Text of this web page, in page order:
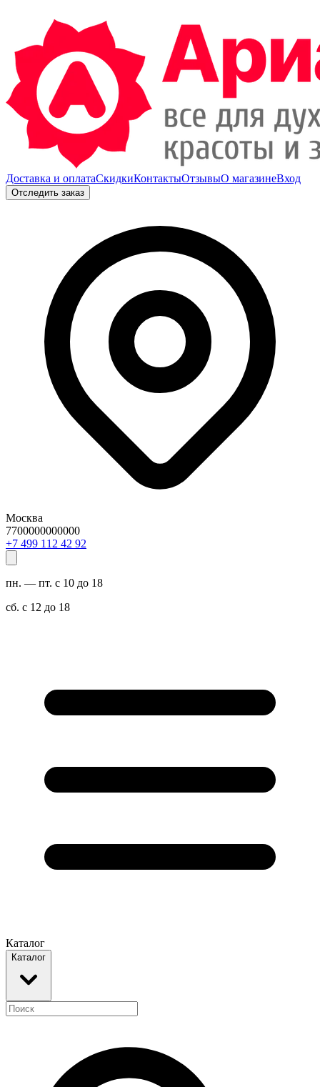
Доставка и оплатаСкидкиКонтактыОтзывыО магазинеВход
Отследить заказ
Москва
7700000000000
29 24 211 994 7+
пн. — пт. с 10 до 18
сб. с 12 до 18
Каталог
Каталог